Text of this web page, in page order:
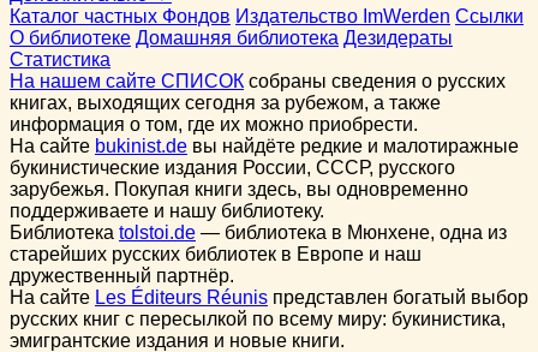
Каталог частных Фондов Издательство ImWerden Ссылки
О библиотеке Домашняя библиотека Дезидераты
Статистика
На нашем сайте СПИСОК собраны сведения о русских
книгах, выходящих сегодня за рубежом, а также
информация о том, где их можно приобрести.
На сайте bukinist.de вы найдёте редкие и малотиражные
букинистические издания России, СССР, русского
зарубежья. Покупая книги здесь, вы одновременно
поддерживаете и нашу библиотеку.
Библиотека tolstoi.de — библиотека в Мюнхене, одна из
старейших русских библиотек в Европе и наш
дружественный партнёр.
На сайте Les Éditeurs Réunis представлен богатый выбор
русских книг с пересылкой по всему миру: букинистика,
эмигрантские издания и новые книги.